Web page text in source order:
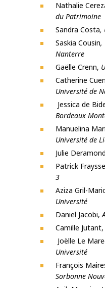
Nathalie
du Patrimoine
Sandra Costa,
Saskia Cousin,
Nanterre
Gaëlle Crenn,
Catherine
Université de
Jessica de
Bordeaux
Manuelina
Université de
Julie
Patrick
3
Aziza Gril-
Université
Daniel Jacobi,
Camille Jutant,
Joëlle Le
Université
François
Sorbonne